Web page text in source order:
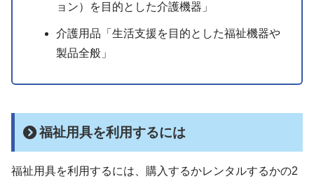
ョン）を目的とした介護機器」
介護用品「生活支援を目的とした福祉機器や
製品全般」
福祉用具を利用するには
福祉用具を利用するには、購入するかレンタルするかの2